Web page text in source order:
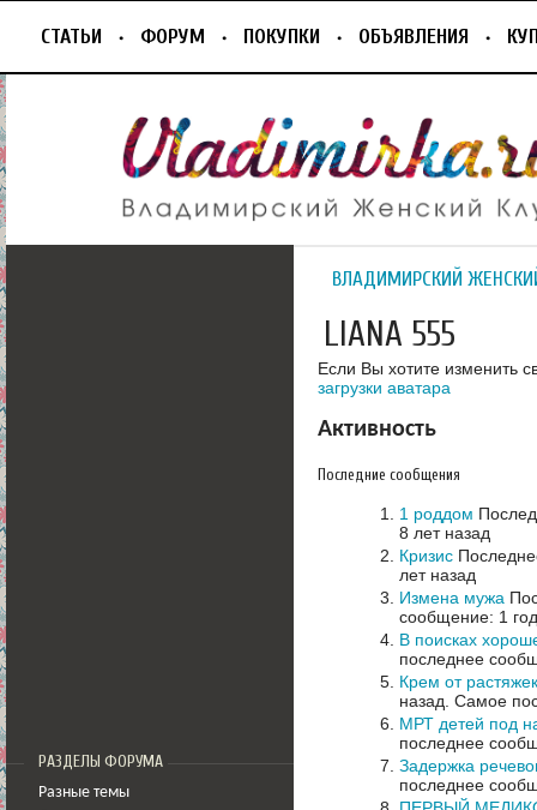
СТАТЬИ ФОРУМ ПОКУПКИ ОБЪЯВЛЕНИЯ
РАЗДЕЛЫ ФОРУМА
Разные темы
ВЛАДИМИРСКИЙ
LIANA 555
Если Вы хотите изменить
загрузки аватара
Активность
Последние сообщения
1 роддом
8 лет назад
Кризис
лет назад
Измена мужа
сообщение: 1
В поисках
последнее
Крем от
назад. Самое
МРТ детей под
последнее
Задержка
последнее